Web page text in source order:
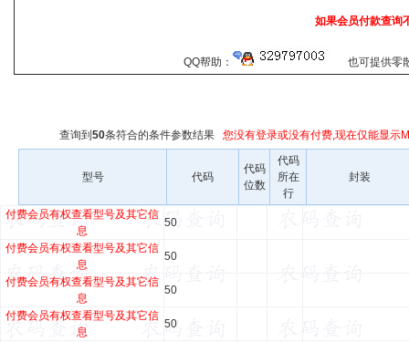
如果会员付款查询
QQ帮助： 也可提供零
查询到 50条符合的条件参数结果 您没有登录或没有付费,现在仅能显示
型号 代码
代码
位数
代码
所在
行
封装
付费会员有权查看型号及其它信
息
50
付费会员有权查看型号及其它信
息
50
付费会员有权查看型号及其它信
息
50
付费会员有权查看型号及其它信
息
50